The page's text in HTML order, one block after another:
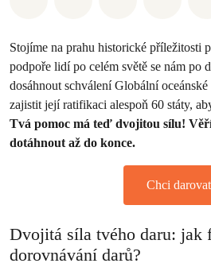
Stojíme na prahu historické příležitosti
podpoře lidí po celém světě se nám po
dosáhnout schválení Globální
zajistit její ratifikaci alespoň 60 státy,
Tvá pomoc má teď dvojitou sílu!
dotáhnout až do konce.
Chci darovat
Dvojitá síla tvého daru: jak
dorovnávání darů?